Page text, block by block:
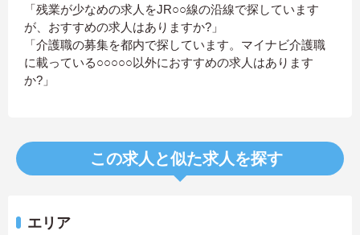
「残業が少なめの求人をJR○○線の沿線で探しています
が、おすすめの求人はありますか?」
「介護職の募集を都内で探しています。マイナビ介護職
に載っている○○○○○以外におすすめの求人はあります
か?」
この求人と似た求人を探す
エリア